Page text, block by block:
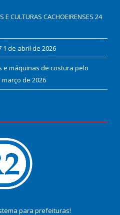
E CULTURAS CACHOEIRENSES 24
1 de abril de 2026
máquinas de costura pelo
março de 2026
para prefeituras!